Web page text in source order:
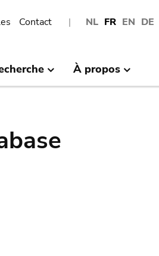
NL FR EN DE
Contact
À propos